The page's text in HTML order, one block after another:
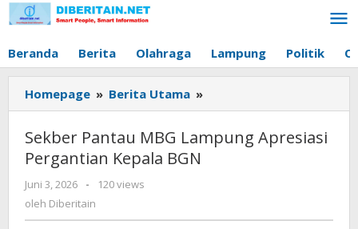
Lewati
ke
Beranda Berita Olahraga Lampung Politik
Homepage » Berita Utama »
Pantau
Lampung
BGN
Sekber Pantau MBG Lampung Apresiasi
Pergantian Kepala BGN
Juni 3, 2026
oleh
Diberitain
-
120 views
oleh Diberitain